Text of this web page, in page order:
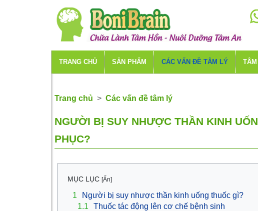
TRANG CHỦ SẢN PHẨM CÁC VẤN ĐỀ TÂM LÝ
Trang chủ Các vấn đề tâm lý
NGƯỜI BỊ SUY NHƯỢC THẦN KINH
PHỤC?
MỤC LỤC [Ẩn]
1
Người bị suy nhược thần kinh uống thuốc gì?
1.1
Thuốc tác động lên cơ chế bệnh sinh